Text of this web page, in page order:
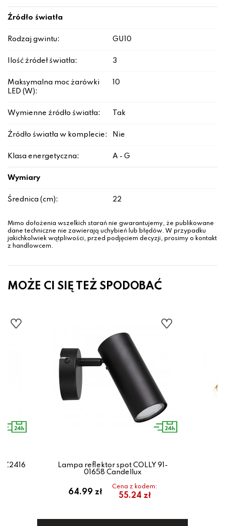
Źródło światła
Rodzaj gwintu: GU10
Ilość źródeł światła: 3
Maksymalna moc żarówki
LED (W):
10
Wymienne źródło światła: Tak
Źródło światła w komplecie: Nie
Klasa energetyczna: A - G
Wymiary
Średnica (cm): 22
Mimo dołożenia wszelkich starań nie gwarantujemy, że publikowane
dane techniczne nie zawierają uchybień lub błędów. W przypadku
jakichkolwiek wątpliwości, przed podjęciem decyzji, prosimy o kontakt
z handlowcem.
MOŻE CI SIĘ TEŻ SPODOBAĆ
Lampa reflektor spot COLLY 91-
01658 Candellux
64.99 zł
Cena z kodem:
55.24 zł